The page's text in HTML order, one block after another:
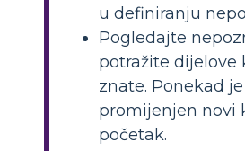
u definiranju
Pogledajte
potražite dijelove
znate. Ponekad
promijenjen novi
početak.